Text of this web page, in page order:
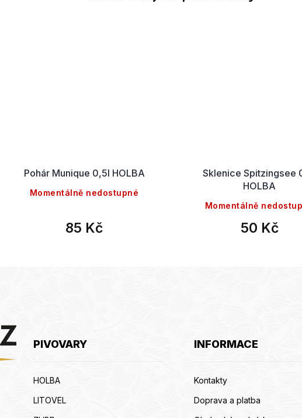
Pohár Munique 0,5l HOLBA
Momentálně nedostupné
85 Kč
Sklenice Spitzingsee
HOLBA
Momentálně
50 Kč
PIVOVARY
HOLBA
LITOVEL
INFORMACE
Kontakty
Doprava a platba